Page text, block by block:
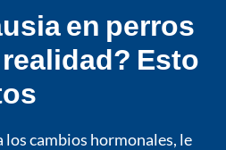
en perros
Esto
cambios hormonales, le